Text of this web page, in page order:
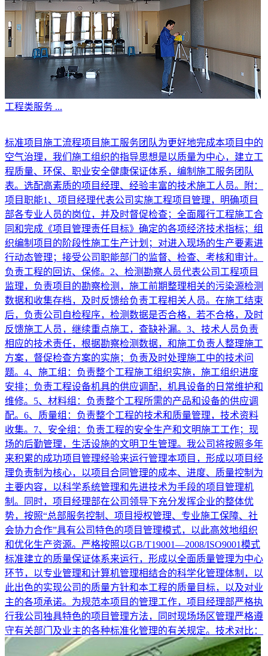
工程类服务 ...
标准项目施工流程项目施工服务团队为更好地完成本项目中的
空气治理，我们施工组织的指导思想是以质量为中心，建立工
程质量、环保、职业安全健康保证体系，编制施工服务团队
表。选配高素质的项目经理、经验丰富的技术施工人员。附：
项目职能1、项目经理代表公司实施工程项目管理，明确项目
部各专业人员的岗位，并及时督促检查；全面履行工程施工合
同和完成《项目管理责任目标》确定的各项经济技术指标；组
织编制项目的阶段性施工生产计划；对进入现场的生产要素进
行动态管理；接受公司职能部门的监督、检查、考核和审计。
负责工程的回访、保修。2、检测勘察人员代表公司工程项目
监理，负责项目的勘察检测，施工前期整理相关的污染源检测
数据和收集存档，及时反馈给负责工程相关人员。在施工结束
后，负责公司自检程序，检测数据是否合格，若不合格，及时
反馈施工人员，继续重点施工，查缺补漏。3、技术人员负责
相应的技术责任，根据勘察检测数据，和施工负责人整理施工
方案，督促检查方案的实施；负责及时处理施工中的技术问
题。4、施工组：负责整个工程施工组织实施，施工组织进度
安排；负责工程设备机具的供应调配，机具设备的日常维护和
维修。5、材料组：负责整个工程所需的产品和设备的供应调
配。6、质量组：负责整个工程的技术和质量管理，技术资料
收集。7、安全组：负责工程的安全生产和文明施工工作；现
场的后勤管理，生活设施的文明卫生管理。我公司将按照多年
来积累的成功项目管理经验来运行管理本项目，形成以项目经
理负责制为核心，以项目合同管理的成本、进度、质量控制为
主要内容，以科学系统管理和先进技术为手段的项目管理机
制。同时，项目经理部在公司领导下充分发挥企业的整体优
势，按照“总部服务控制、项目授权管理、专业施工保障、社
会协力合作”具有公司特色的项目管理模式，以此高效地组织
和优化生产资源。严格按照以GB/T19001—2008/ISO9001模式
标准建立的质量保证体系来运行，形成以全面质量管理为中心
环节，以专业管理和计算机管理相结合的科学化管理体制，以
此出色的实现公司的质量方针和本工程的质量目标，以及对业
主的各项承诺。为规范本项目的管理工作，项目经理部严格执
行我公司独具特色的项目管理方法，同时现场场区管理严格遵
守有关部门及业主的各种标准化管理的有关规定。技术对比：